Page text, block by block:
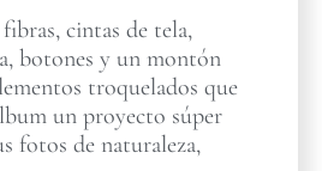
cintas de tela,
botones y un montón
troquelados que
un proyecto súper
fotos de naturaleza,